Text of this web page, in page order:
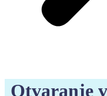
Otvaranje